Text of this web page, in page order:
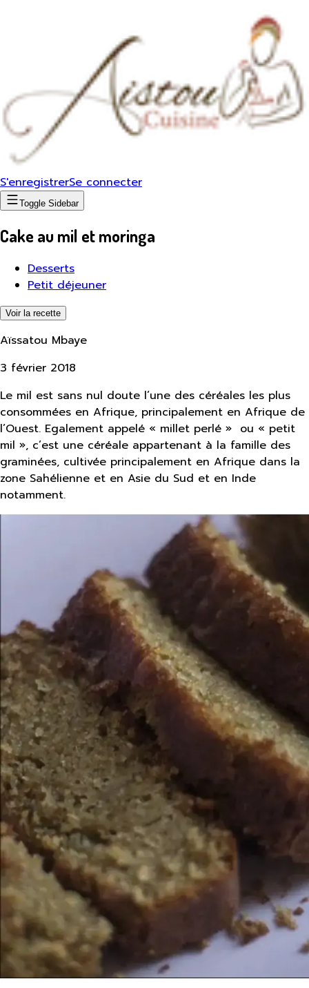
S'enregistrerSe connecter
Toggle Sidebar
Cake au mil et moringa
Desserts
Petit déjeuner
Voir la recette
Aïssatou Mbaye
3 février 2018
Le mil est sans nul doute l’une des céréales les plus
consommées en Afrique, principalement en Afrique de
l’Ouest. Egalement appelé « millet perlé » ou « petit
mil », c’est une céréale appartenant à la famille des
graminées, cultivée principalement en Afrique dans la
zone Sahélienne et en Asie du Sud et en Inde
notamment.